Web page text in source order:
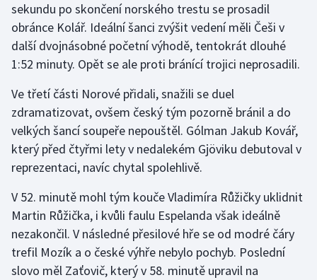
Parasport
Plavání
Plážový volejbal
Ragby
Rychlobruslení
Rychlostní kanoistika
Short track
Sportovní střelba
sekundu po skončení norského trestu se prosadil
obránce Kolář. Ideální šanci zvýšit vedení měli Češi v
další dvojnásobné početní výhodě, tentokrát dlouhé
1:52 minuty. Opět se ale proti bránící trojici neprosadili.
Ve třetí části Norové přidali, snažili se duel
zdramatizovat, ovšem český tým pozorně bránil a do
velkých šancí soupeře nepouštěl. Gólman Jakub Kovář,
který před čtyřmi lety v nedalekém Gjöviku debutoval v
reprezentaci, navíc chytal spolehlivě.
V 52. minutě mohl tým kouče Vladimíra Růžičky uklidnit
Martin Růžička, i kvůli faulu Espelanda však ideálně
nezakončil. V následné přesilové hře se od modré čáry
trefil Mozík a o české výhře nebylo pochyb. Poslední
slovo měl Zaťovič, který v 58. minutě upravil na